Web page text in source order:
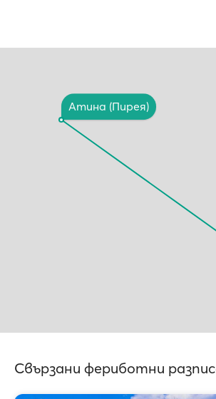
Атина (Пирея)
Свързани фериботни